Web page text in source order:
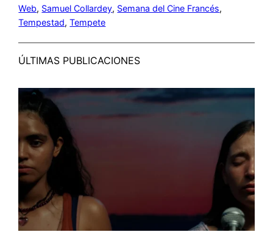
Web, Samuel Collardey, Semana del Cine Francés
Tempestad, Tempete
ÚLTIMAS PUBLICACIONES